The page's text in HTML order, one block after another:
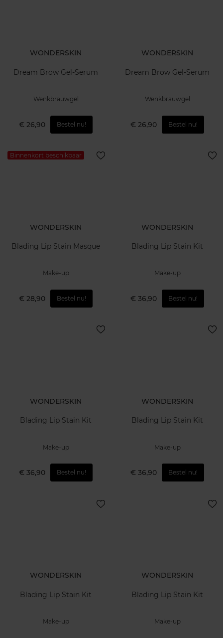
WONDERSKIN
Dream Brow Gel-Serum
Wenkbrauwgel
€ 26,90 Bestel nu!
WONDERSKIN
Dream Brow Gel-Serum
Wenkbrauwgel
€ 26,90 Bestel nu!
Binnenkort beschikbaar
WONDERSKIN
Blading Lip Stain Masque
Make-up
€ 28,90 Bestel nu!
WONDERSKIN
Blading Lip Stain Kit
Make-up
€ 36,90 Bestel nu!
WONDERSKIN
Blading Lip Stain Kit
Make-up
€ 36,90 Bestel nu!
WONDERSKIN
Blading Lip Stain Kit
Make-up
€ 36,90 Bestel nu!
WONDERSKIN
Blading Lip Stain Kit
Make-up
WONDERSKIN
Blading Lip Stain Kit
Make-up